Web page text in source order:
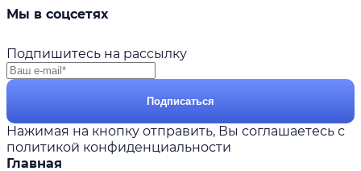
Мы в соцсетях
Подпишитесь на рассылку
Подписаться
Нажимая на кнопку отправить, Вы соглашаетесь с
политикой конфиденциальности
Главная